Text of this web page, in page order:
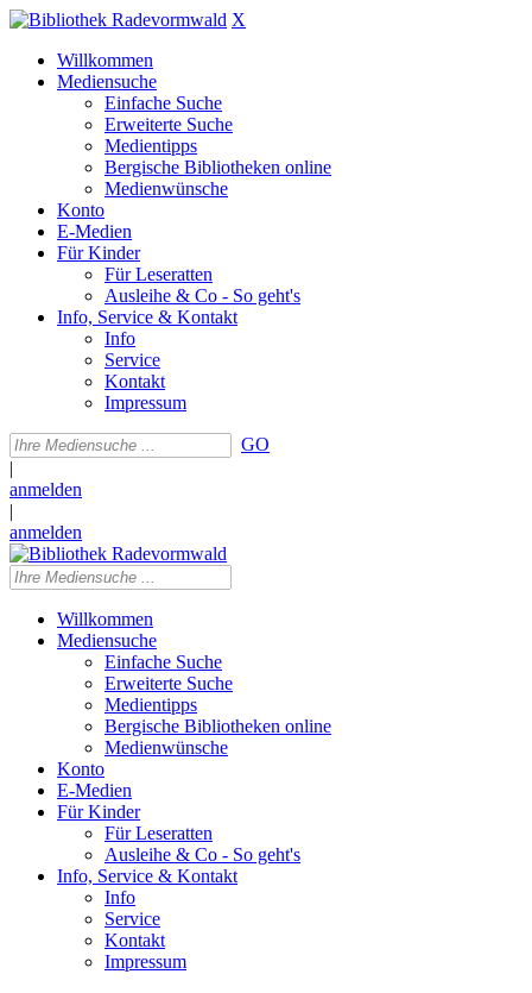
X
Willkommen
Mediensuche
Einfache Suche
Erweiterte Suche
Medientipps
Bergische Bibliotheken online
Medienwünsche
Konto
E-Medien
Für Kinder
Für Leseratten
Ausleihe & Co - So geht's
Info, Service & Kontakt
Info
Service
Kontakt
Impressum
GO
|
anmelden
|
anmelden
Willkommen
Mediensuche
Einfache Suche
Erweiterte Suche
Medientipps
Bergische Bibliotheken online
Medienwünsche
Konto
E-Medien
Für Kinder
Für Leseratten
Ausleihe & Co - So geht's
Info, Service & Kontakt
Info
Service
Kontakt
Impressum